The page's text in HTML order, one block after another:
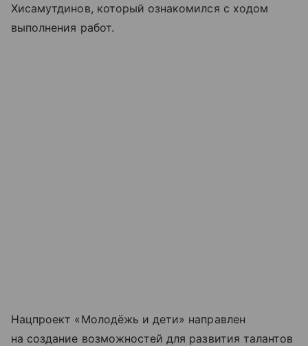
Хисамутдинов, который ознакомился с ходом
выполнения работ.
Нацпроект «Молодёжь и дети» направлен
на создание возможностей для развития талантов